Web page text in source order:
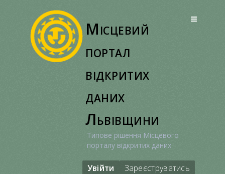
Місцевий
портал
відкритих
даних
Львівщини
Типове рішення Місцевого
порталу відкритих даних
Увійти Зареєструватись